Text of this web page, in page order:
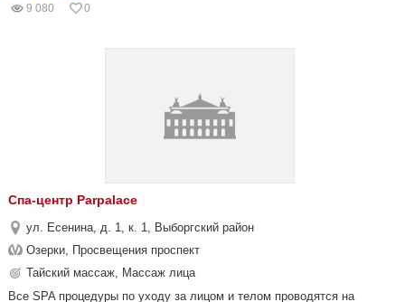
9 080 0
Спа-центр Parpalace
ул. Есенина, д. 1, к. 1, Выборгский район
Озерки, Просвещения проспект
Тайский массаж, Массаж лица
Все SPA процедуры по уходу за лицом и телом проводятся на